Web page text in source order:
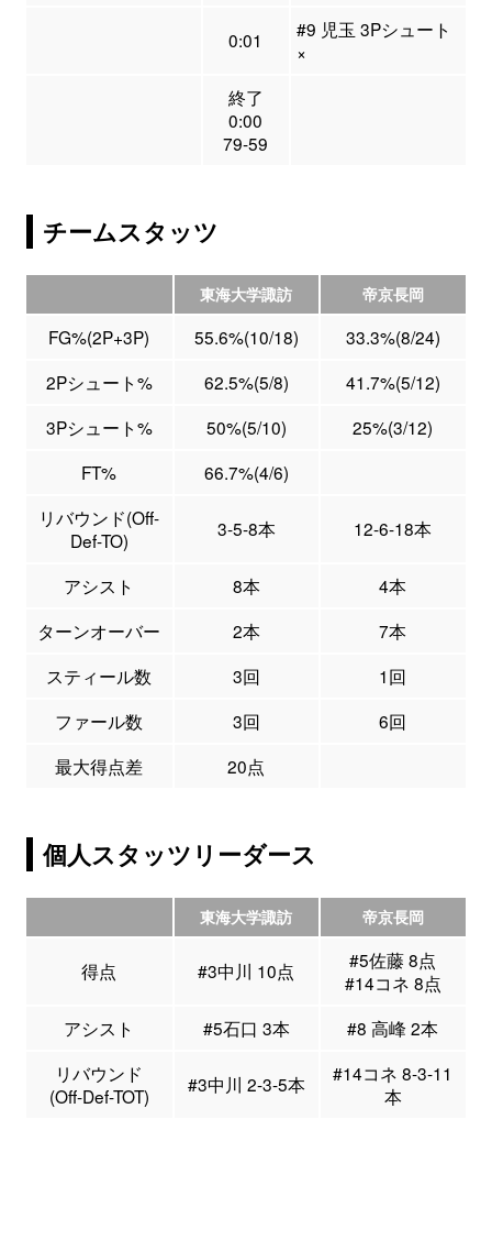
0:01
#9 児玉 3Pシュート
×
終了
0:00
79-59
チームスタッツ
東海大学諏訪 帝京長岡
FG%(2P+3P) 55.6%(10/18)
33.3%(8/24)
2Pシュート%
62.5%(5/8)
41.7%(5/12)
3Pシュート%
50%(5/10)
25%(3/12)
FT%
66.7%(4/6)
リバウンド(Off-
Def-TO)
3-5-8本 12-6-18本
アシスト 8本
4本
ターンオーバー
2本
7本
スティール数
3回
1回
ファール数
3回
6回
最大得点差
20点
個人スタッツリーダース
東海大学諏訪 帝京長岡
得点 #3中川 10点
#5佐藤 8点
#14コネ 8点
アシスト
#5石口 3本
#8 高峰 2本
リバウンド
(Off-Def-TOT)
#3中川 2-3-5本
#14コネ 8-3-11
本